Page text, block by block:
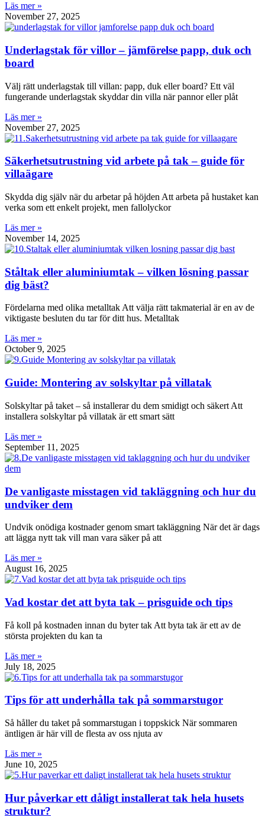
Läs mer »
November 27, 2025
Underlagstak för villor – jämförelse papp, duk och
board
Välj rätt underlagstak till villan: papp, duk eller board? Ett väl
fungerande underlagstak skyddar din villa när pannor eller plåt
Läs mer »
November 27, 2025
Säkerhetsutrustning vid arbete på tak – guide för
villaägare
Skydda dig själv när du arbetar på höjden Att arbeta på hustaket kan
verka som ett enkelt projekt, men fallolyckor
Läs mer »
November 14, 2025
Ståltak eller aluminiumtak – vilken lösning passar
dig bäst?
Fördelarna med olika metalltak Att välja rätt takmaterial är en av de
viktigaste besluten du tar för ditt hus. Metalltak
Läs mer »
October 9, 2025
Guide: Montering av solskyltar på villatak
Solskyltar på taket – så installerar du dem smidigt och säkert Att
installera solskyltar på villatak är ett smart sätt
Läs mer »
September 11, 2025
De vanligaste misstagen vid takläggning och hur du
undviker dem
Undvik onödiga kostnader genom smart takläggning När det är dags
att lägga nytt tak vill man vara säker på att
Läs mer »
August 16, 2025
Vad kostar det att byta tak – prisguide och tips
Få koll på kostnaden innan du byter tak Att byta tak är ett av de
största projekten du kan ta
Läs mer »
July 18, 2025
Tips för att underhålla tak på sommarstugor
Så håller du taket på sommarstugan i toppskick När sommaren
äntligen är här vill de flesta av oss njuta av
Läs mer »
June 10, 2025
Hur påverkar ett dåligt installerat tak hela husets
struktur?